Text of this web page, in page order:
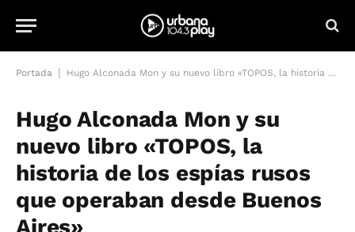
Portada Hugo Alconada Mon y su nuevo libro «TOPOS, la historia de los espías rusos que operaban desde Buenos Aires»
Hugo Alconada Mon y su
nuevo libro «TOPOS, la
historia de los espías rusos
que operaban desde Buenos